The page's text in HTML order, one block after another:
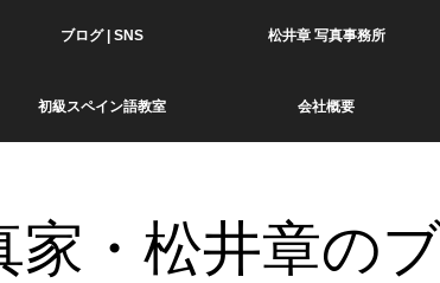
ブログ | SNS 松井章 写真事務所
初級スペイン語教室 会社概要
家・松井章の